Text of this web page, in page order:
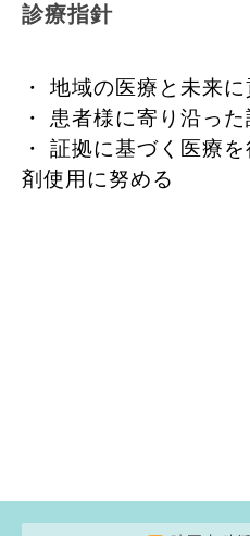
診療指針
・ 地域の医療と未来
・ 患者様に寄り沿っ
・ 証拠に基づく医療
剤使用に努める